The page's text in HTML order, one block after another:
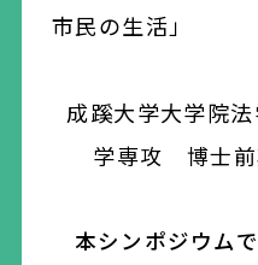
市民の生活」
成蹊大学大学院
学専攻 博士
本シンポジウム